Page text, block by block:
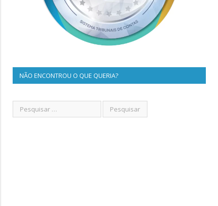
NÃO ENCONTROU O QUE QUERIA?